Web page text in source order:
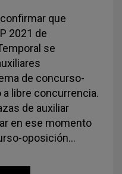
que
2021 de
se
de concurso-
libre concurrencia.
de auxiliar
en ese momento
oposición…